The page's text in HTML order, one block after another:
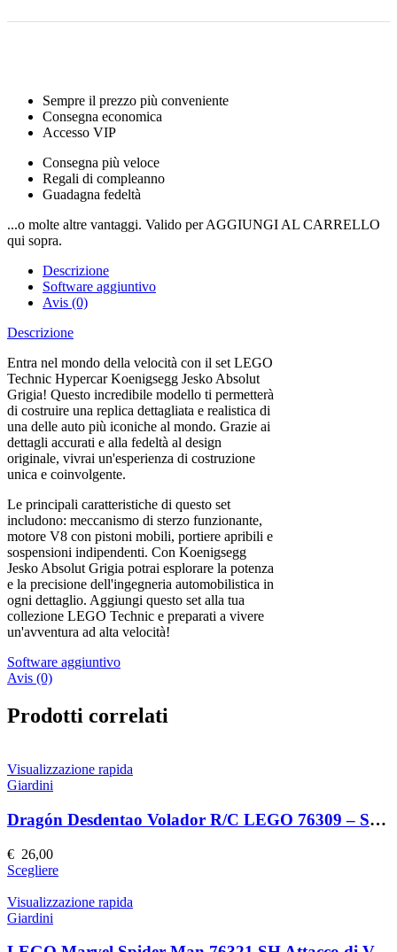
Sempre il prezzo più conveniente
Consegna economica
Accesso VIP
Consegna più veloce
Regali di compleanno
Guadagna fedeltà
...o molte altre vantaggi. Valido per AGGIUNGI AL CARRELLO
qui sopra.
Descrizione
Software aggiuntivo
Avis (0)
Descrizione
Entra nel mondo della velocità con il set LEGO
Technic Hypercar Koenigsegg Jesko Absolut
Grigia! Questo incredibile modello ti permetterà
di costruire una replica dettagliata e realistica di
una delle auto più iconiche al mondo. Grazie ai
dettagli accurati e alla fedeltà al design
originale, vivrai un'esperienza di costruzione
unica e coinvolgente.
Le principali caratteristiche di questo set
includono: meccanismo di sterzo funzionante,
motore V8 con pistoni mobili, portiere apribili e
sospensioni indipendenti. Con Koenigsegg
Jesko Absolut Grigia potrai esplorare la potenza
e la precisione dell'ingegneria automobilistica in
ogni dettaglio. Aggiungi questo set alla tua
collezione LEGO Technic e preparati a vivere
un'avventura ad alta velocità!
Software aggiuntivo
Avis (0)
Prodotti correlati
Visualizzazione rapida
Giardini
Dragón Desdentao Volador R/C LEGO 76309 – Set Costruzioni Volante
€ 26,00
ScegliereQuesto
ha
Le
Visualizzazione rapida
Giardini